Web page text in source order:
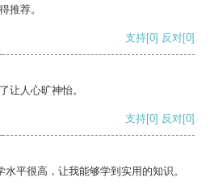
推荐。
支持[0] 反对[0]
让人心旷神怡。
支持[0] 反对[0]
平很高，让我能够学到实用的知识。